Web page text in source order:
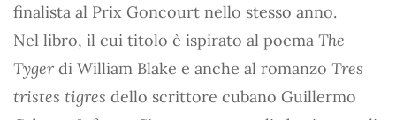
finalista al Prix Goncourt nello stesso anno.
Nel libro, il cui titolo è ispirato al poema The
Tyger di William Blake e anche al romanzo Tres
tristes tigres dello scrittore cubano Guillermo